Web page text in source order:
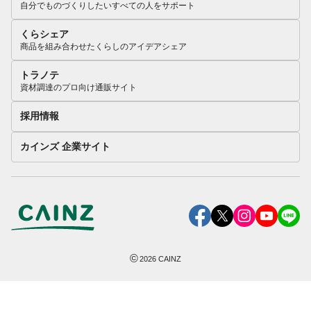
自分でものづくりしたいすべての人をサポート
くらシェア
商品を組み合わせたくらしのアイデアシェア
トラノテ
資材調達のプロ向け通販サイト
採用情報
カインズ 企業サイト
©2026 CAINZ